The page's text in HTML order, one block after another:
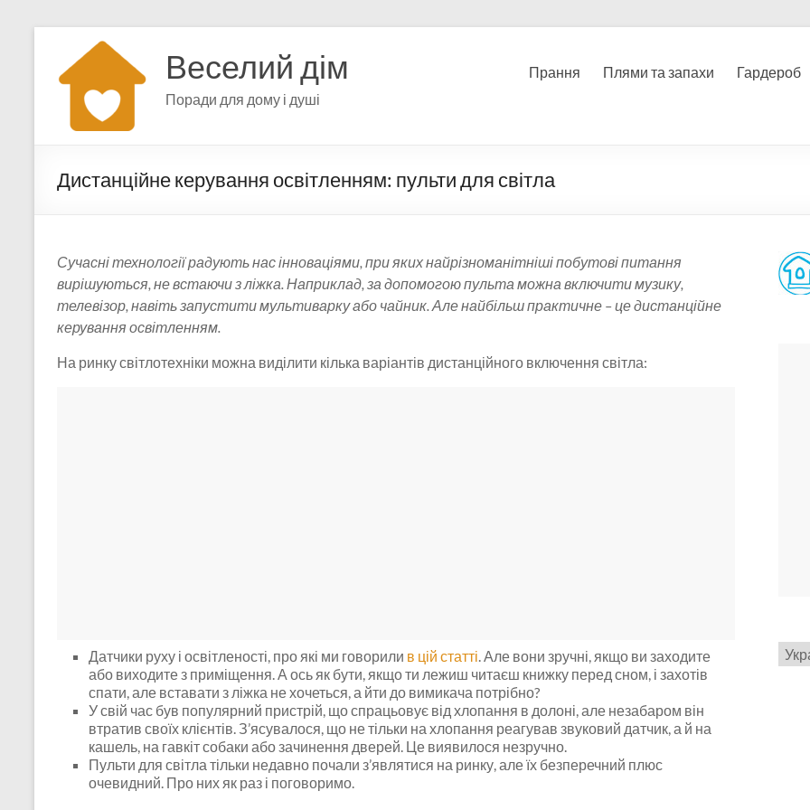
вмісту
Веселий дім
Поради для дому і душі
Прання Плями та запахи Гардероб
Дистанційне керування освітленням: пульти для світла
Сучасні технології радують нас інноваціями, при яких найрізноманітніші побутові питання
вирішуються, не встаючи з ліжка. Наприклад, за допомогою пульта можна включити музику,
телевізор, навіть запустити мультиварку або чайник. Але найбільш практичне – це дистанційне
керування освітленням.
На ринку світлотехніки можна виділити кілька варіантів дистанційного включення світла:
Датчики руху і освітленості, про які ми говорили в цій статті. Але вони зручні, якщо ви заходите
або виходите з приміщення. А ось як бути, якщо ти лежиш читаєш книжку перед сном, і захотів
спати, але вставати з ліжка не хочеться, а йти до вимикача потрібно?
У свій час був популярний пристрій, що спрацьовує від хлопання в долоні, але незабаром він
втратив своїх клієнтів. З’ясувалося, що не тільки на хлопання реагував звуковий датчик, а й на
кашель, на гавкіт собаки або зачинення дверей. Це виявилося незручно.
Пульти для світла тільки недавно почали з’являтися на ринку, але їх безперечний плюс
очевидний. Про них як раз і поговоримо.
мову